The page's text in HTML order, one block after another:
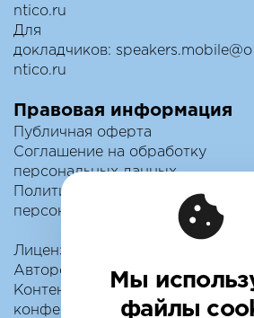
ntico.ru
Для
докладчиков: speakers.mobile@o
ntico.ru
Правовая информация
Публичная оферта
Соглашение на обработку
персональных данных
Политика обработки
персональных данных
Лицензионный договор с
Автором
Контентная политика
конференции
Мы
файлы